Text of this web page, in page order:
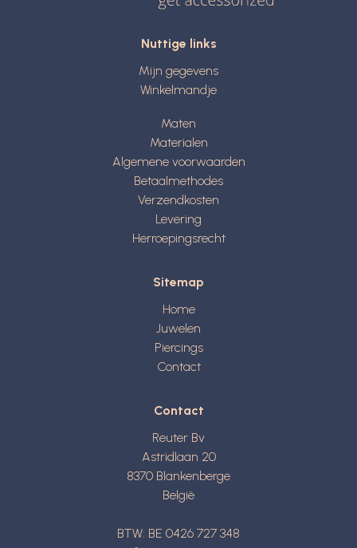
Nuttige links
Mijn gegevens
Winkelmandje
Maten
Materialen
Algemene voorwaarden
Betaalmethodes
Verzendkosten
Levering
Herroepingsrecht
Sitemap
Home
Juwelen
Piercings
Contact
Contact
Reuter Bv
Astridlaan 20
8370 Blankenberge
België
BTW: BE 0426 727 348